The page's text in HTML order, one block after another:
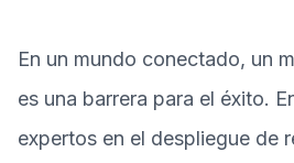
En un mundo conectado, un
es una barrera para el éxito.
expertos en el despliegue de